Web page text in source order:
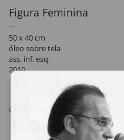
Figura Feminina
50 x 40 cm
óleo sobre tela
ass. inf. esq.
2010
Compartilhar